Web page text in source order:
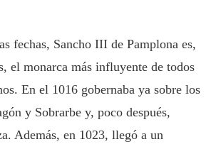
fechas, Sancho III de Pamplona es,
el monarca más influyente de todos
En el 1016 gobernaba ya sobre los
y Sobrarbe y, poco después,
Además, en 1023, llegó a un